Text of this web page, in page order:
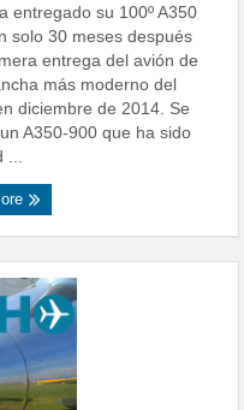
entregado su 100º A350
solo 30 meses después
entrega del avión de
más moderno del
diciembre de 2014. Se
A350-900 que ha sido
...